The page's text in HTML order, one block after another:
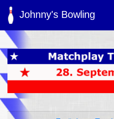
Johnny's Bowling